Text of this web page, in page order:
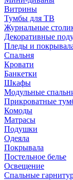
Витрины
Тумбы для ТВ
Журнальные
Декоративные
Пледы и
Спальня
Кровати
Банкетки
Шкафы
Модульные
Прикроватные
Комоды
Матрасы
Подушки
Одеяла
Покрывала
Постельное белье
Освещение
Спальные